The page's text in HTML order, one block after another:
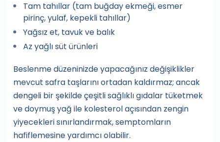
Tam tahıllar (tam buğday ekmeği, esmer
pirinç, yulaf, kepekli tahıllar)
Yağsız et, tavuk ve balık
Az yağlı süt ürünleri
Beslenme düzeninizde yapacağınız değişiklikler
mevcut safra taşlarını ortadan kaldırmaz; ancak
dengeli bir şekilde çeşitli sağlıklı gıdalar tüketmek
ve doymuş yağ ile kolesterol açısından zengin
yiyecekleri sınırlandırmak, semptomların
hafiflemesine yardımcı olabilir.